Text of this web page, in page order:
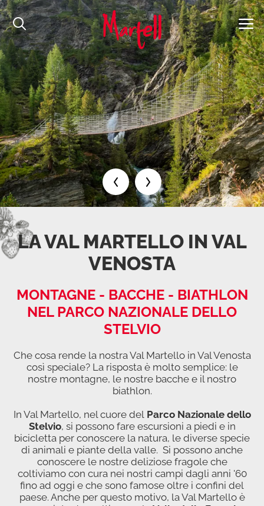
LA VAL MARTELLO IN VAL
VENOSTA
MONTAGNE - BACCHE - BIATHLON
NEL PARCO NAZIONALE DELLO
STELVIO
Che cosa rende la nostra Val Martello in Val Venosta
così speciale? La risposta è molto semplice: le
nostre montagne, le nostre bacche e il nostro
biathlon.
In Val Martello, nel cuore delParco Nazionale dello
Stelvio, si possono fare escursioni a piedi e in
bicicletta per conoscere la natura, le diverse specie
di animali e piante della valle. Si possono anche
conoscere le nostre deliziose fragole che
coltiviamo con cura nei nostri campi dagli anni '60
fino ad oggi e che sono famose oltre i confini del
paese. Anche per questo motivo, la Val Martello è